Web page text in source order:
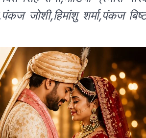
जोशी,हिमांशु शर्मा,पंकज